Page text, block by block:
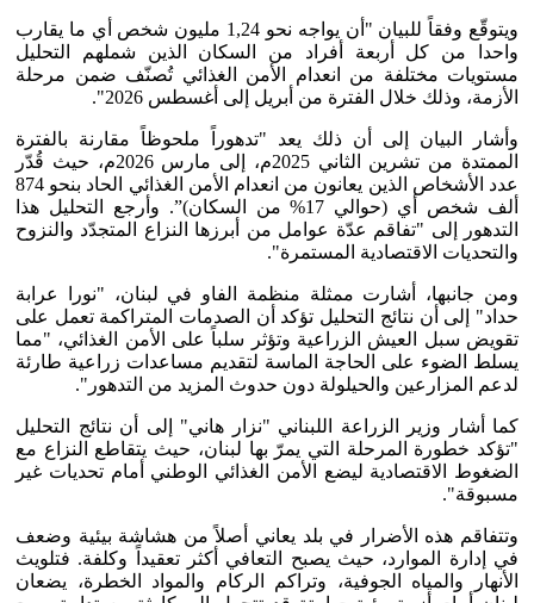
ويتوقّع وفقاً للبيان "أن يواجه نحو 1,24 مليون شخص أي ما يقارب
واحدا من كل أربعة أفراد من السكان الذين شملهم التحليل
مستويات مختلفة من انعدام الأمن الغذائي تُصنّف ضمن مرحلة
الأزمة، وذلك خلال الفترة من أبريل إلى أغسطس 2026".
وأشار البيان إلى أن ذلك يعد "تدهوراً ملحوظاً مقارنة بالفترة
الممتدة من تشرين الثاني 2025م، إلى مارس 2026م، حيث قُدّر
عدد الأشخاص الذين يعانون من انعدام الأمن الغذائي الحاد بنحو 874
ألف شخص أي (حوالي 17% من السكان)”. وأرجع التحليل هذا
التدهور إلى "تفاقم عدّة عوامل من أبرزها النزاع المتجدّد والنزوح
والتحديات الاقتصادية المستمرة".
ومن جانبها، أشارت ممثلة منظمة الفاو في لبنان، "نورا عرابة
حداد" إلى أن نتائج التحليل تؤكد أن الصدمات المتراكمة تعمل على
تقويض سبل العيش الزراعية وتؤثر سلباً على الأمن الغذائي، "مما
يسلط الضوء على الحاجة الماسة لتقديم مساعدات زراعية طارئة
لدعم المزارعين والحيلولة دون حدوث المزيد من التدهور".
كما أشار وزير الزراعة اللبناني "نزار هاني" إلى أن نتائج التحليل
"تؤكد خطورة المرحلة التي يمرّ بها لبنان، حيث يتقاطع النزاع مع
الضغوط الاقتصادية ليضع الأمن الغذائي الوطني أمام تحديات غير
مسبوقة".
وتتفاقم هذه الأضرار في بلد يعاني أصلاً من هشاشة بيئية وضعف
في إدارة الموارد، حيث يصبح التعافي أكثر تعقيداً وكلفة. فتلويث
الأنهار والمياه الجوفية، وتراكم الركام والمواد الخطرة، يضعان